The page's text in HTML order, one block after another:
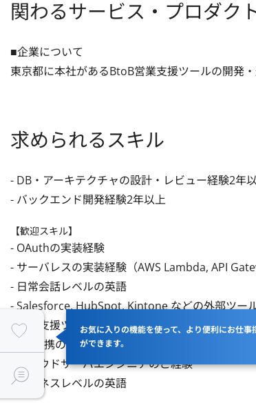
お気に入りの機能を使って、より便利にお仕事
ができます。
関わるサービス・プロダク
■企業について
東京都に本社があるBtoB営業支援ツールの開発・
求められるスキル
- DB・アーキテクチャの設計・レビュー経験2年
- バックエンド開発経験2年以上
【歓迎スキル】
- OAuthの実装経験
- サーバレスの実装経験（AWS Lambda, API
- 日常会話レベルの英語
- Salesforce, HubSpot, Kintone などの外部ツー
- 営業支援ツールのテクニカル営業のご経験
- API連携のスクラッチ開発経験
- クラウドサーバエンジニアのご経験
- ビジネスレベルの英語